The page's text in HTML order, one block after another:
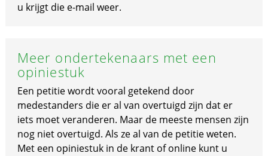
u krijgt die e-mail weer.
Meer ondertekenaars met een
opiniestuk
Een petitie wordt vooral getekend door
medestanders die er al van overtuigd zijn dat er
iets moet veranderen. Maar de meeste mensen zijn
nog niet overtuigd. Als ze al van de petitie weten.
Met een opiniestuk in de krant of online kunt u